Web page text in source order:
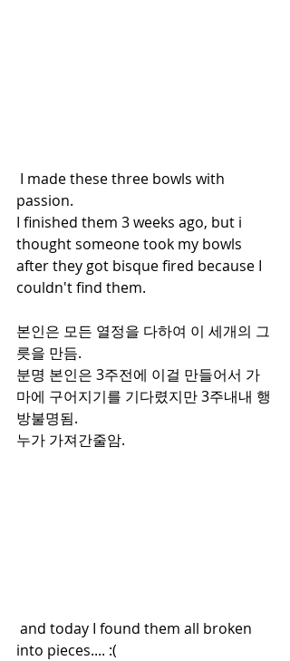
passion.
I finished them 3 weeks ago, but i
thought someone took my bowls
after they got bisque fired because I
couldn't find them.
본인은 모든 열정을 다하여 이 세개의 그
릇을 만듬.
분명 본인은 3주전에 이걸 만들어서 가
마에 구어지기를 기다렸지만 3주내내 행
방불명됨.
누가 가져간줄암.
into pieces.... :(